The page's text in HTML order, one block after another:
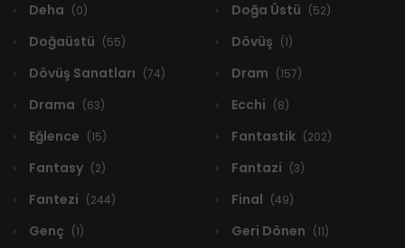
Deha (0) Doğa Üstü (52)
Doğaüstü (55) Dövüş (1)
Dövüş Sanatları (74) Dram (157)
Drama (63) Ecchi (8)
Eğlence (15) Fantastik (202)
Fantasy (2) Fantazi (3)
Fantezi (244) Final (49)
Genç (1) Geri Dönen (11)